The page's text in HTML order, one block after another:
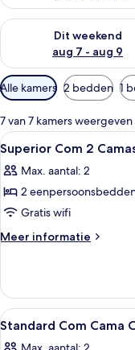
Dit weekend
aug 7 - aug 9
De beschikbaarheid
Beschikbare
filters
voor
kamers
Alle kamers 2 bedden 1
7 van 7 kamers weergeven
Alle
foto's
voor
Superior
Com
2
Solteiro
laden
5
Superior Com 2
Max. aantal: 2
2
Gratis wifi
Meer informatie
Meer
Com
Camas
Alle
foto's
8
Standard Com Cama